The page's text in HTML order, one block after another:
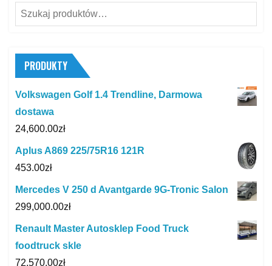
Szukaj:
PRODUKTY
Volkswagen Golf 1.4 Trendline, Darmowa
dostawa
24,600.00zł
Aplus A869 225/75R16 121R
453.00zł
Mercedes V 250 d Avantgarde 9G-Tronic Salon
299,000.00zł
Renault Master Autosklep Food Truck
foodtruck skle
72,570.00zł